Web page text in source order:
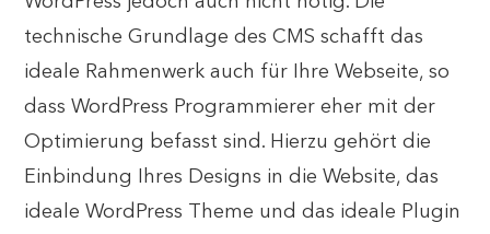
technische Grundlage des CMS schafft das
ideale Rahmenwerk auch für Ihre Webseite, so
dass WordPress Programmierer eher mit der
Optimierung befasst sind. Hierzu gehört die
Einbindung Ihres Designs in die Website, das
ideale WordPress Theme und das ideale Plugin